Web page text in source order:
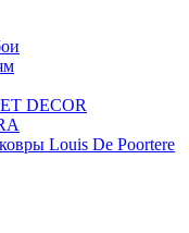
DECOR
Louis De Poortere